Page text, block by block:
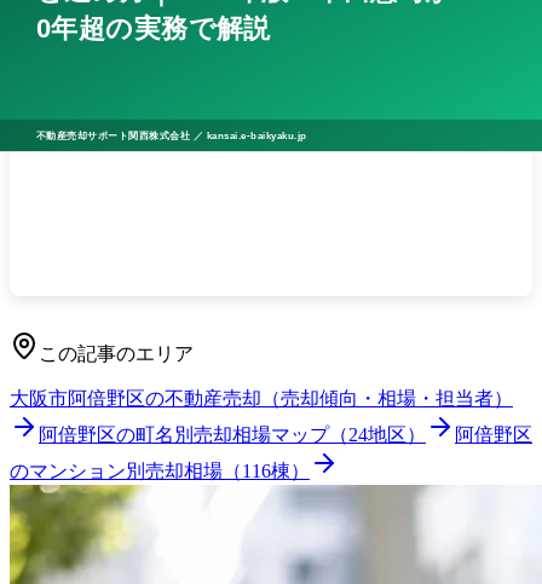
当社では、 大阪市阿倍野区 での土地売却について、
この記事のエリア
大阪市阿倍野区の不動産売却（売却傾向・相場・担当者）
阿倍野区の町名別売却相場マップ（24地区）
阿倍野区
のマンション別売却相場（116棟）